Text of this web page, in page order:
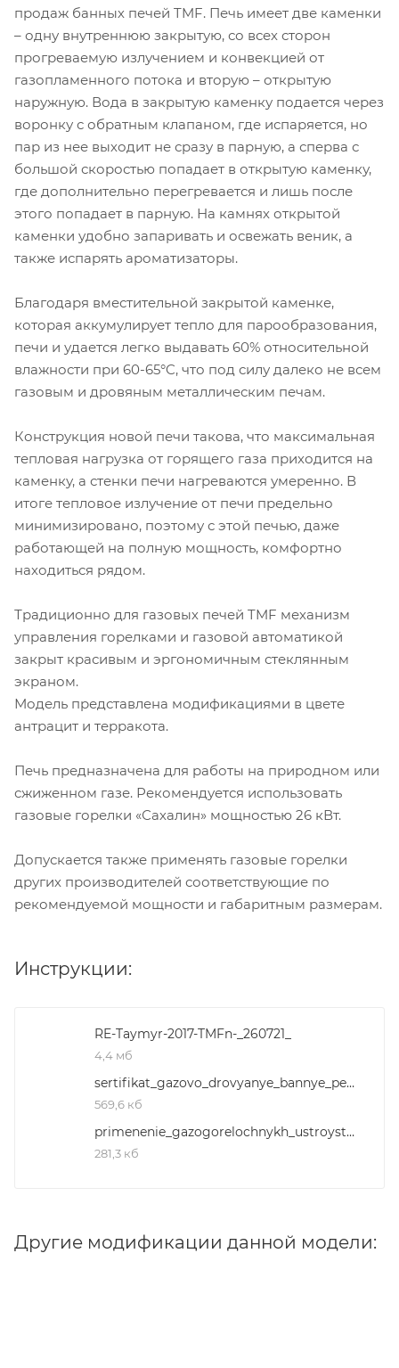
продаж банных печей TMF. Печь имеет две каменки
– одну внутреннюю закрытую, со всех сторон
прогреваемую излучением и конвекцией от
газопламенного потока и вторую – открытую
наружную. Вода в закрытую каменку подается через
воронку с обратным клапаном, где испаряется, но
пар из нее выходит не сразу в парную, а сперва с
большой скоростью попадает в открытую каменку,
где дополнительно перегревается и лишь после
этого попадает в парную. На камнях открытой
каменки удобно запаривать и освежать веник, а
также испарять ароматизаторы.
Благодаря вместительной закрытой каменке,
которая аккумулирует тепло для парообразования,
печи и удается легко выдавать 60% относительной
влажности при 60-65°C, что под силу далеко не всем
газовым и дровяным металлическим печам.
Конструкция новой печи такова, что максимальная
тепловая нагрузка от горящего газа приходится на
каменку, а стенки печи нагреваются умеренно. В
итоге тепловое излучение от печи предельно
минимизировано, поэтому с этой печью, даже
работающей на полную мощность, комфортно
находиться рядом.
Традиционно для газовых печей TMF механизм
управления горелками и газовой автоматикой
закрыт красивым и эргономичным стеклянным
экраном.
Модель представлена модификациями в цвете
антрацит и терракота.
Печь предназначена для работы на природном или
сжиженном газе. Рекомендуется использовать
газовые горелки «Сахалин» мощностью 26 кВт.
Допускается также применять газовые горелки
других производителей соответствующие по
рекомендуемой мощности и габаритным размерам.
Инструкции:
RE-Taymyr-2017-TMFn-_260721_
4,4 мб
sertifikat_gazovo_drovyanye_bannye_pechi
569,6 кб
primenenie_gazogorelochnykh_ustroystv_ggu__3
281,3 кб
Другие модификации данной модели: